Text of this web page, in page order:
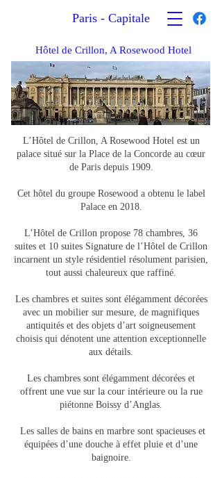
Paris - Capitale
Hôtel de Crillon, A Rosewood Hotel
L’Hôtel de Crillon, A Rosewood Hotel est un
palace situé sur la Place de la Concorde au cœur
de Paris depuis 1909.
Cet hôtel du groupe Rosewood a obtenu le label
Palace en 2018.
L’Hôtel de Crillon propose 78 chambres, 36
suites et 10 suites Signature de l’Hôtel de Crillon
incarnent un style résidentiel résolument parisien,
tout aussi chaleureux que raffiné.
Les chambres et suites sont élégamment décorées
avec un mobilier sur mesure, de magnifiques
antiquités et des objets d’art soigneusement
choisis qui dénotent une attention exceptionnelle
aux détails.
Les chambres sont élégamment décorées et
offrent une vue sur la cour intérieure ou la rue
piétonne Boissy d’Anglas.
Les salles de bains en marbre sont spacieuses et
équipées d’une douche à effet pluie et d’une
baignoire.